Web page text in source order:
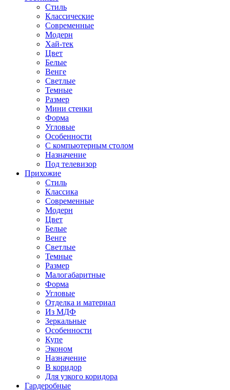
Стиль
Классические
Современные
Модерн
Хай-тек
Цвет
Белые
Венге
Светлые
Темные
Размер
Мини стенки
Форма
Угловые
Особенности
С компьютерным столом
Назначение
Под телевизор
Прихожие
Стиль
Классика
Современные
Модерн
Цвет
Белые
Венге
Светлые
Темные
Размер
Малогабаритные
Форма
Угловые
Отделка и материал
Из МДФ
Зеркальные
Особенности
Купе
Эконом
Назначение
В коридор
Для узкого коридора
Гардеробные